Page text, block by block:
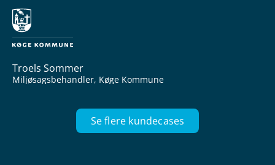
Troels Sommer
Miljøsagsbehandler, Køge Kommune
Se flere kundecases